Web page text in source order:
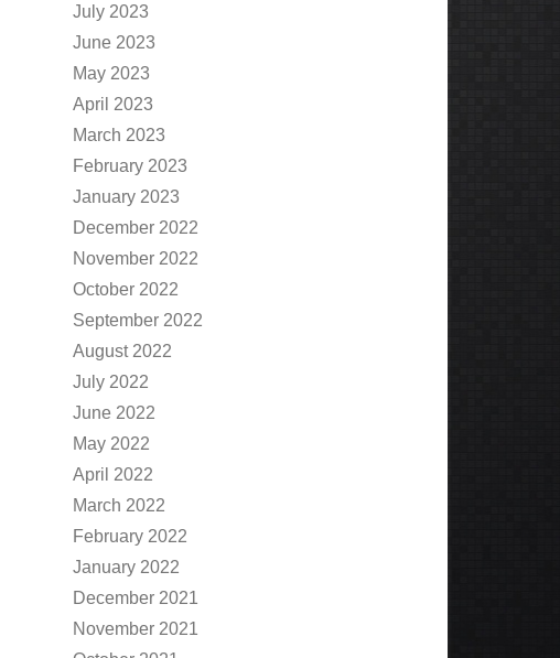
July 2023
June 2023
May 2023
April 2023
March 2023
February 2023
January 2023
December 2022
November 2022
October 2022
September 2022
August 2022
July 2022
June 2022
May 2022
April 2022
March 2022
February 2022
January 2022
December 2021
November 2021